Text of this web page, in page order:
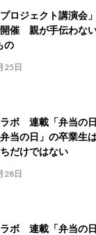
プロジェクト講演会
催 親が手伝わな
の
25日
ラボ 連載「弁当の
当の日」の卒業生
だけではない
28日
ラボ 連載「弁当の